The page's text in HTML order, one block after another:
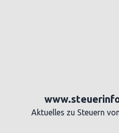
Aktuelles zu Steuern